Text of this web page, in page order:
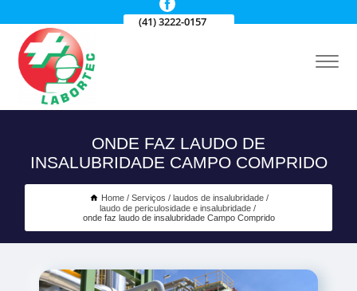
(41) 3222-0157
ONDE FAZ LAUDO DE
INSALUBRIDADE CAMPO COMPRIDO
Home Serviços
laudos de insalubridade
laudo de periculosidade e insalubridade
onde faz laudo de insalubridade Campo Comprido